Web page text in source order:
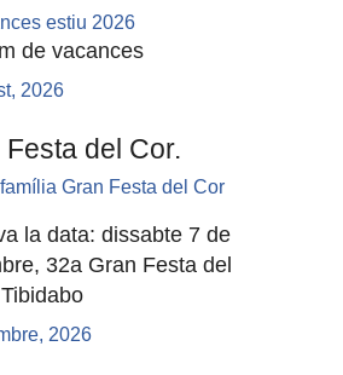
de vacances
2026
Festa del Cor.
la data: dissabte 7 de
32a Gran Festa del
2026